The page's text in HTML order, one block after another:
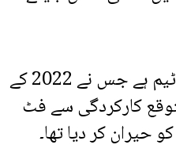
دوسری جانب مراکش وہ ٹیم ہے جس نے 2022 کے
کارکردگی سے فٹ
حیران کر دیا تھا۔